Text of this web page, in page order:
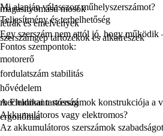
magasnyomású mosók
létrák és emelvények
szerszámgép tartozékok és alkatrészek
Mi alapján válasszon műhelyszerszámot?
Teljesítmény és terhelhetőség
Egy szerszám nem attól jó, hogy működik
Fontos szempontok:
motorerő
fordulatszám stabilitás
hővédelem
mechanikai tartósság
ergonómia
A Fieldmann szerszámok konstrukciója a
Akkumulátoros vagy elektromos?
Az akkumulátoros szerszámok